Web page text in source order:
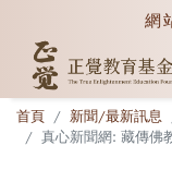
網
首頁 新聞/最新訊息
真心新聞網: 藏傳佛